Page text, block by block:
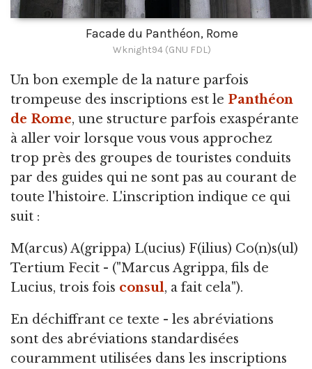
Facade du Panthéon, Rome
Wknight94 (GNU FDL)
Un bon exemple de la nature parfois
trompeuse des inscriptions est le Panthéon
de Rome, une structure parfois exaspérante
à aller voir lorsque vous vous approchez
trop près des groupes de touristes conduits
par des guides qui ne sont pas au courant de
toute l'histoire. L'inscription indique ce qui
suit :
M(arcus) A(grippa) L(ucius) F(ilius) Co(n)s(ul)
Tertium Fecit - ("Marcus Agrippa, fils de
Lucius, trois fois consul, a fait cela").
En déchiffrant ce texte - les abréviations
sont des abréviations standardisées
couramment utilisées dans les inscriptions